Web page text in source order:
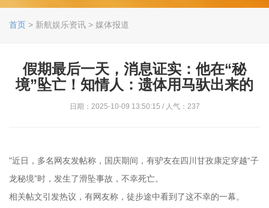
首页 > 新航娱乐资讯 > 媒体报道
假期最后一天，消息证实：他在“秘
境”坠亡！知情人：遗体用马驮出来的
日期：2025-10-09 13:50:15 / 人气：237
"近日，多名网友发帖称，国庆期间，有驴友在四川甘孜康定穿越“子
龙秘境”时，发生了滑坠事故，不幸死亡。
相关帖文引发热议，有网友称，徒步途中看到了这不幸的一幕。